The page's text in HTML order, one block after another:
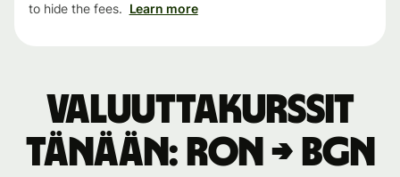
to hide the fees. Learn more
Valuuttakurssit
tänään: RON → BGN